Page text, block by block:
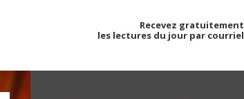
Recevez gratuitement
les lectures du jour par courriel